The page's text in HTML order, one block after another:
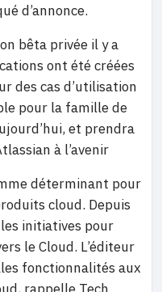
d’annonce.
bêta privée il y a
ont été créées
des cas d’utilisation
pour la famille de
et prendra
à l’avenir
déterminant pour
cloud. Depuis
initiatives pour
le Cloud. L’éditeur
fonctionnalités aux